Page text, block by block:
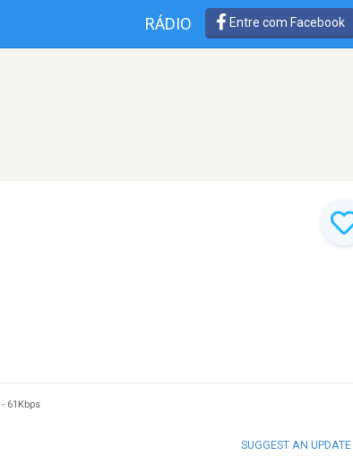
RÁDIO Entre com Facebook
- 61Kbps
SUGGEST AN UPDATE